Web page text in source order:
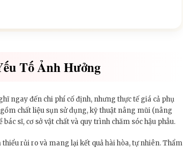
Tố Ảnh Hưởng
ngay đến chi phí cố định, nhưng thực tế giá cả phụ
chất liệu sụn sử dụng, kỹ thuật nâng mũi (nâng
sĩ, cơ sở vật chất và quy trình chăm sóc hậu phẫu.
rủi ro và mang lại kết quả hài hòa, tự nhiên. Thẩm